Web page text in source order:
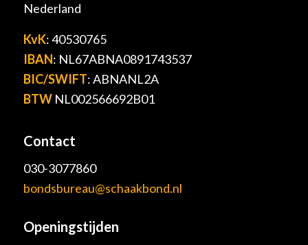
Nederland
KvK: 40530765
IBAN: NL67ABNA0891743537
BIC/SWIFT: ABNANL2A
BTWNL002566692B01
Contact
030-3077860
bondsbureau@schaakbond.nl
Openingstijden